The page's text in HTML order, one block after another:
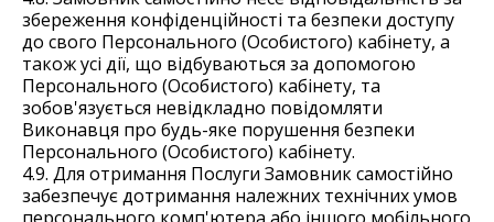
збереження конфіденційності та безпеки доступу
до свого Персонального (Особистого) кабінету, а
також усі дії, що відбуваються за допомогою
Персонального (Особистого) кабінету, та
зобов'язується невідкладно повідомляти
Виконавця про будь-яке порушення безпеки
Персонального (Особистого) кабінету.
4.9. Для отримання Послуги Замовник самостійно
забезпечує дотримання належних технічних умов